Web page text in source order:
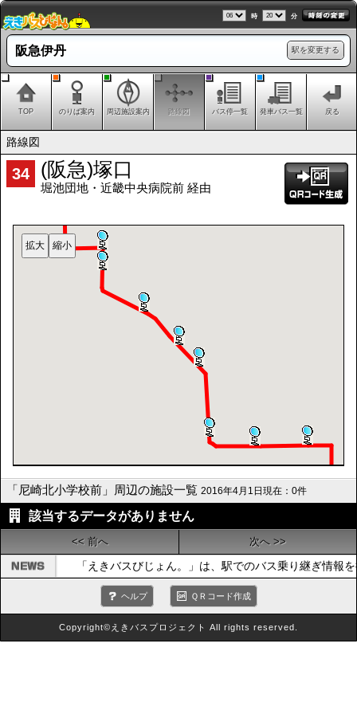
時 分
駅を変更する
阪急伊丹
TOP のりば案内 周辺施設案内 路線図 バス停一覧 発車バス一覧 戻る
路線図
34 (阪急)塚口
堀池団地・近畿中央病院前 経由
「尼崎北小学校前」周辺の施設一覧 2016年4月1日現在：0件
該当するデータがありません
<< 前へ 次へ >>
「えきバスびじょん。」は、駅でのバス乗り継ぎ情報
ヘルプ ＱＲコード作成
Copyright©えきバスプロジェクト All rights reserved.